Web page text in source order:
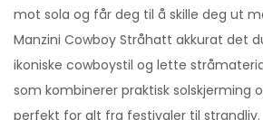
mot sola og får deg til å skille deg ut
Manzini Cowboy Stråhatt akkurat det
ikoniske cowboystil og lette
som kombinerer praktisk solskjerming
perfekt for alt fra festivaler til strandliv.